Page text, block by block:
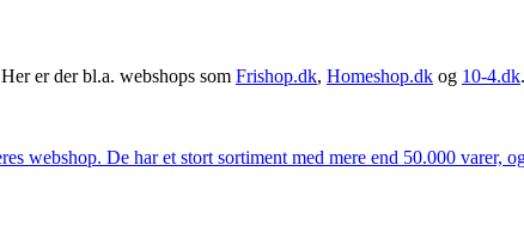
er der bl.a. webshops som Frishop.dk, Homeshop.dk og 10-4.dk.
webshop. De har et stort sortiment med mere end 50.000 varer,